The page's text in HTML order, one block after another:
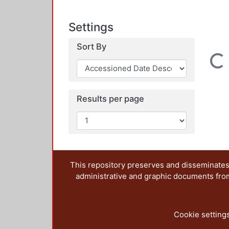
Settings
Sort By
Results per page
Loading...
This repository preserves and
administrative and graphic documents
Cookie